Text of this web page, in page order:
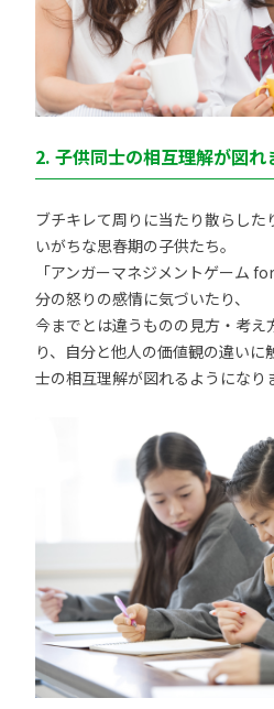
2. 子供同士の相互理解が図れ
ブチキレて周りに当たり散らした
いがちな思春期の子供たち。
「アンガーマネジメントゲーム
分の怒りの感情に気づいたり、
今までとは違うものの見方・考え
り、自分と他人の価値観の違いに
士の相互理解が図れるようになり